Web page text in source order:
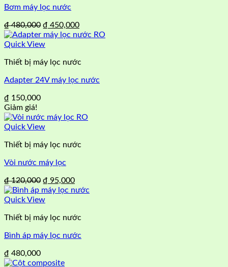
Bơm máy lọc nước
₫480,000 Giá
gốc
là:
₫ 450,000Giá
hiện
₫ 450,000.
Quick View
Thiết bị máy lọc nước
Adapter 24V máy lọc nước
₫ 150,000
Giảm giá!
Quick View
Thiết bị máy lọc nước
Vòi nước máy lọc
₫120,000 Giá
gốc
là:
₫ 95,000Giá
hiện
₫ 95,000.
Quick View
Thiết bị máy lọc nước
Bình áp máy lọc nước
₫ 480,000